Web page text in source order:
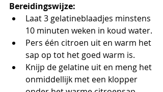
Bereidingswijze:
Laat 3 gelatineblaadjes minstens
10 minuten weken in koud water.
Pers één citroen uit en warm het
sap op tot het goed warm is.
Knijp de gelatine uit en meng het
onmiddellijk met een klopper